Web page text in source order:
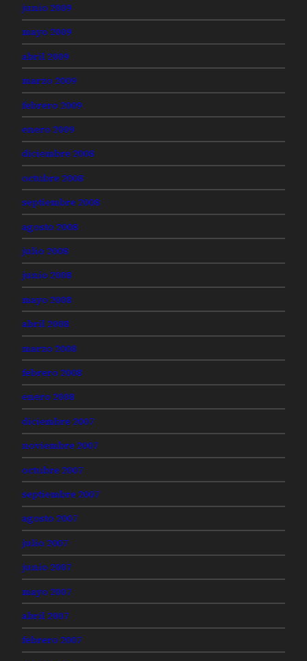
junio 2009
mayo 2009
abril 2009
marzo 2009
febrero 2009
enero 2009
diciembre 2008
octubre 2008
septiembre 2008
agosto 2008
julio 2008
junio 2008
mayo 2008
abril 2008
marzo 2008
febrero 2008
enero 2008
diciembre 2007
noviembre 2007
octubre 2007
septiembre 2007
agosto 2007
julio 2007
junio 2007
mayo 2007
abril 2007
febrero 2007